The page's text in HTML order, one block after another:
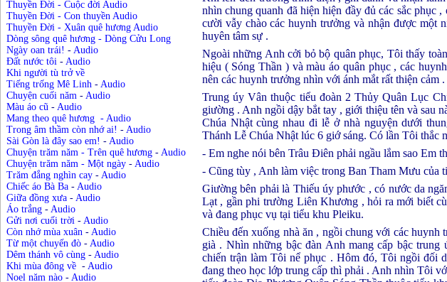
Thuyền Đời - Cuộc đời Audio
Thuyền Đời - Con thuyền Audio
Thuyền Đời - Xuân quê hương Audio
Dòng sông quê hương - Dòng Cửu Long
Ngày oan trái! - Audio
Đất nước tôi - Audio
Khi người tù trở về
Tiếng trống Mê Linh - Audio
Chuyện cuối năm - Audio
Màu áo cũ - Audio
Mang theo quê hương - Audio
Trong âm thầm còn nhớ ai! - Audio
Sài Gòn là đây sao em! - Audio
Chuyện trăm năm - Trên quê hương - Audio
Chuyện trăm năm - Một ngày - Audio
Trăm đắng nghìn cay - Audio
Chiếc áo Bà Ba - Audio
Giữa đồng xưa - Audio
Áo trắng - Audio
Gửi nơi cuối trời - Audio
Còn nhớ mùa xuân - Audio
Từ một chuyến đò - Audio
Dêm thánh vô cùng - Audio
Khi mùa đông về - Audio
Noel năm nào - Audio
nhìn chung quanh đã hiện hiện đầy đủ các sắc
cười vẫy chào các huynh trưởng và nhận được một
huyên tâm sự .
Ngoài những Anh cởi bỏ bộ quân phục, Tôi thấy
hiệu ( Sóng Thần ) và màu áo quân phục , các
nên các huynh trưởng nhìn với ánh mắt rất thiện cảm .
Trung úy Vân thuộc tiểu đoàn 2 Thủy Quân Lục
giường . Anh ngồi dậy bắt tay , giới thiệu tên và sau
Chúa Nhật cùng nhau đi lễ ở nhà nguyện dưới
Thánh Lễ Chúa Nhật lúc 6 giớ sáng. Có lần Tôi thắc
- Em nghe nói bên Trâu Điên phải ngầu lắm sao Em
- Cũng tùy , Anh làm việc trong Ban Tham Mưu của
Giường bên phải là Thiếu úy phước , có nước da
Lạt , gần phi trường Liên Khương , hỏi ra mới biết
và đang phục vụ tại tiểu khu Pleiku.
Chiều đến xuống nhà ăn , ngồi chung với các
già . Nhìn những bậc đàn Anh mang cấp bậc
chiến trận làm Tôi nể phục . Hôm đó, Tôi ngồi
đang theo học lớp trung cấp thì phải . Anh nhìn Tôi